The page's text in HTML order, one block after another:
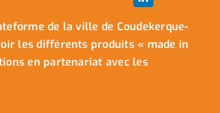
de la ville de Coudekerque-
les différents produits « made in
en partenariat avec les